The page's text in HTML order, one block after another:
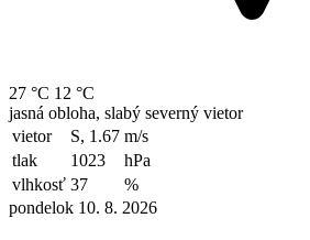
27 °C 12 °C
jasná obloha, slabý severný vietor
vietor
S, 1.67 m/s
tlak
1023
hPa
vlhkosť 37
%
pondelok 10. 8. 2026